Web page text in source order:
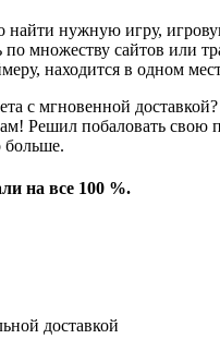
нужную игру,
множеству сайтов или
находится в одном
с мгновенной
Решил побаловать свою
больше.
на все 100 %.
доставкой